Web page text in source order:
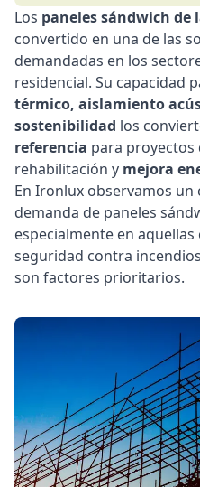
Proyectos
Instalaciones
Los paneles sándwich de
convertido en una de las
demandadas en los
residencial. Su capacidad
térmico, aislamiento
sostenibilidad los
referencia para proyectos
rehabilitación y mejora
En Ironlux observamos
demanda de paneles
especialmente en
seguridad contra
son factores prioritarios.